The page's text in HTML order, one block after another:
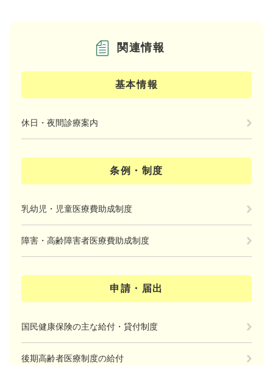
関連情報
基本情報
休日・夜間診療案内
条例・制度
乳幼児・児童医療費助成制度
障害・高齢障害者医療費助成制度
申請・届出
国民健康保険の主な給付・貸付制度
後期高齢者医療制度の給付